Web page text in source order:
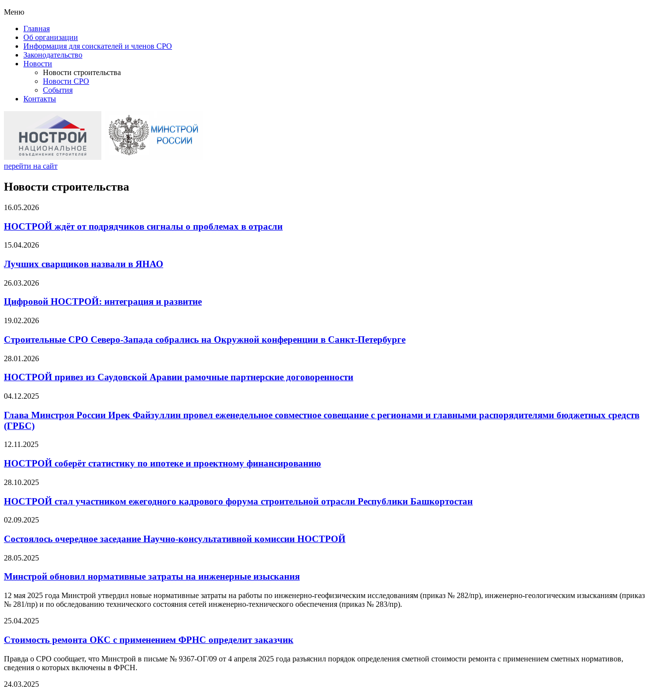
Меню
Главная
Об организации
Информация для соискателей и членов СРО
Законодательство
Новости
Новости строительства
Новости СРО
События
Контакты
перейти на сайт
Новости строительства
16.05.2026
НОСТРОЙ ждёт от подрядчиков сигналы о проблемах в отрасли
15.04.2026
Лучших сварщиков назвали в ЯНАО
26.03.2026
Цифровой НОСТРОЙ: интеграция и развитие
19.02.2026
Строительные СРО Северо-Запада собрались на Окружной конференции в Санкт-Петербурге
28.01.2026
НОСТРОЙ привез из Саудовской Аравии рамочные партнерские договоренности
04.12.2025
Глава Минстроя России Ирек Файзуллин провел еженедельное совместное совещание с регионами и главными распорядителями бюджетных средств
(ГРБС)
12.11.2025
НОСТРОЙ соберёт статистику по ипотеке и проектному финансированию
28.10.2025
НОСТРОЙ стал участником ежегодного кадрового форума строительной отрасли Республики Башкортостан
02.09.2025
Состоялось очередное заседание Научно-консультативной комиссии НОСТРОЙ
28.05.2025
Минстрой обновил нормативные затраты на инженерные изыскания
12 мая 2025 года Минстрой утвердил новые нормативные затраты на работы по инженерно-геофизическим исследованиям (приказ № 282/пр), инженерно-геологическим изысканиям (приказ
№ 281/пр) и по обследованию технического состояния сетей инженерно-технического обеспечения (приказ № 283/пр).
25.04.2025
Стоимость ремонта ОКС с применением ФРНС определит заказчик
Правда о СРО сообщает, что Минстрой в письме № 9367-ОГ/09 от 4 апреля 2025 года разъяснил порядок определения сметной стоимости ремонта с применением сметных нормативов,
сведения о которых включены в ФРСН.
24.03.2025